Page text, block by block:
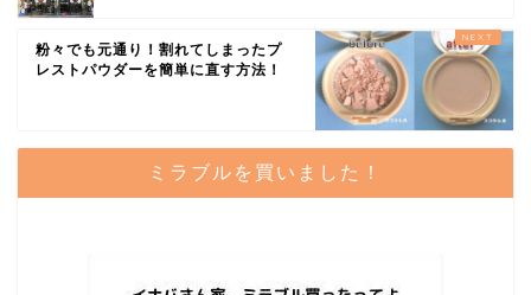
粉々でも元通り！割れてしまったプ
レストパウダーを簡単に直す方法！
ミラブルを買いました！